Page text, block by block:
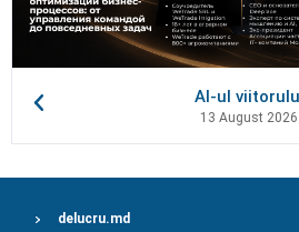
AI-ul
13 August 2026
delucru.md